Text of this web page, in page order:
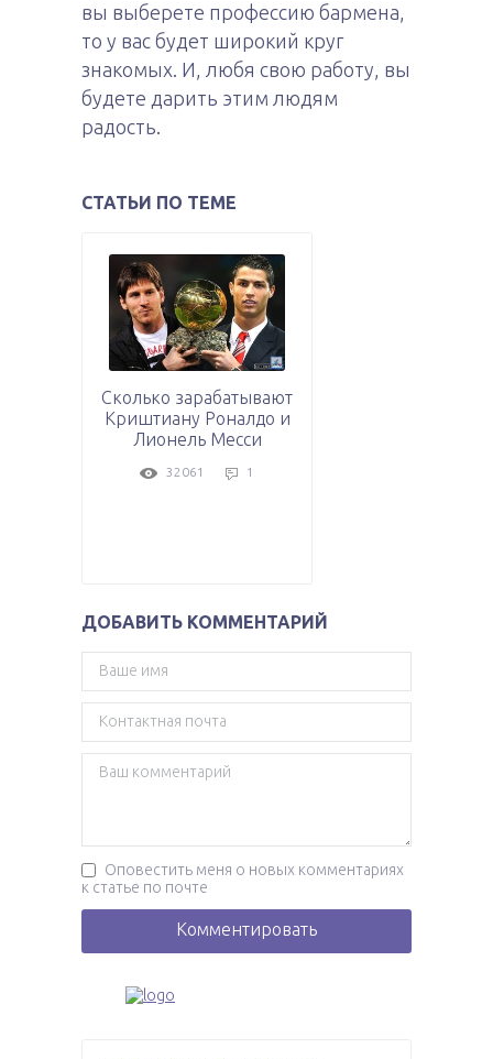
вы выберете профессию бармена,
то у вас будет широкий круг
знакомых. И, любя свою работу, вы
будете дарить этим людям
радость.
СТАТЬИ ПО ТЕМЕ
Сколько зарабатывают
Криштиану Роналдо и
Лионель Месси
32061 1
ДОБАВИТЬ КОММЕНТАРИЙ
Оповестить меня о новых комментариях
к статье по почте